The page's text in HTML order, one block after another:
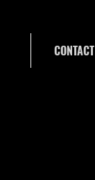
CONTACT